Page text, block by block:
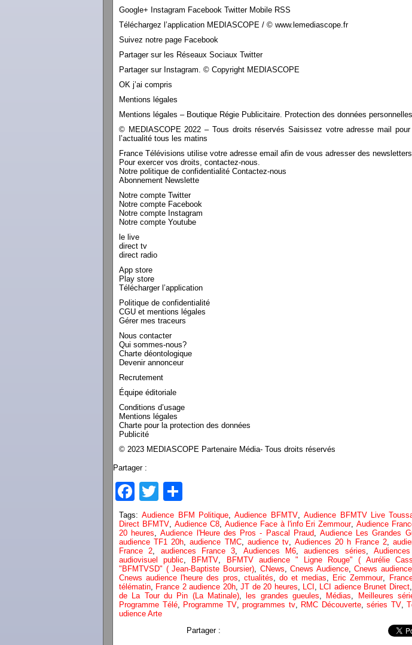
Google+ Instagram Facebook Twitter Mobile RSS
Téléchargez l’application MEDIASCOPE / © www.lemediascope.fr
Suivez notre page Facebook
Partager sur les Réseaux Sociaux Twitter
Partager sur Instagram. © Copyright MEDIASCOPE
OK j’ai compris
Mentions légales
Mentions légales – Boutique Régie Publicitaire. Protection des données
© MEDIASCOPE 2022 – Tous droits réservés Saisissez votre adresse mail pour
l’actualité tous les matins
France Télévisions utilise votre adresse email afin de vous adresser des
Pour exercer vos droits, contactez-nous.
Notre politique de confidentialité Contactez-nous
Abonnement Newslette
Notre compte Twitter
Notre compte Facebook
Notre compte Instagram
Notre compte Youtube
le live
direct tv
direct radio
App store
Play store
Télécharger l’application
Politique de confidentialité
CGU et mentions légales
Gérer mes traceurs
Nous contacter
Qui sommes-nous?
Charte déontologique
Devenir annonceur
Recrutement
Équipe éditoriale
Conditions d’usage
Mentions légales
Charte pour la protection des données
Publicité
© 2023 MEDIASCOPE Partenaire Média- Tous droits réservés
Partager :
Facebook
Twitter
Tags:Audience BFM Politique,Audience BFMTV,Audience BFMTV Live
Direct BFMTV, Audience C8, Audience Face à l'info Eri Zemmour,Audience
20 heures,Audience l'Heure des Pros - Pascal Praud, Audience Les Grandes
audience TF1 20h,audience TMC, audience tv,Audiences 20 h France 2,
France 2, audiences France 3, Audiences M6,audiences séries,
audiovisuel public, BFMTV, BFMTV audience " Ligne Rouge" ( Aurélie
"BFMTVSD" ( Jean-Baptiste Boursier), CNews,Cnews Audience,Cnews
Cnews audience l'heure des pros, ctualités, do et medias, Eric Zemmour,
télématin, France 2 audience 20h,JT de 20 heures, LCI , LCI adience Brunet Direct,
de La Tour du Pin (La Matinale), les grandes gueules, Médias, Meilleures
Programme Télé, Programme TV, programmes tv, RMC Découverte, séries TV,
udience Arte
Partager :